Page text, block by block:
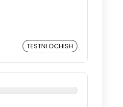
TESTNI OCHISH